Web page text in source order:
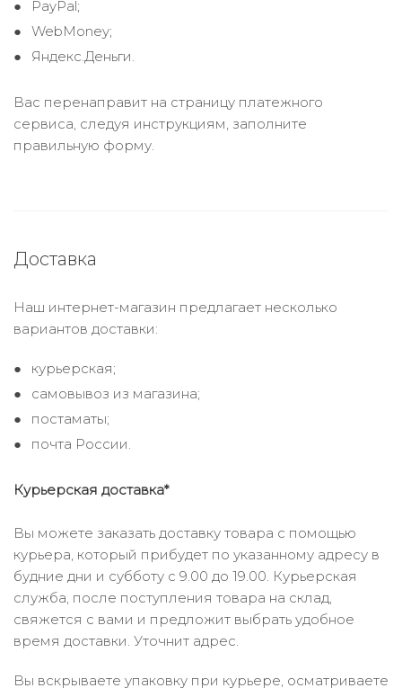
PayPal;
WebMoney;
Яндекс.Деньги.
Вас перенаправит на страницу платежного
сервиса, следуя инструкциям, заполните
правильную форму.
Доставка
Наш интернет-магазин предлагает несколько
вариантов доставки:
курьерская;
самовывоз из магазина;
постаматы;
почта России.
Курьерская доставка*
Вы можете заказать доставку товара с помощью
курьера, который прибудет по указанному адресу в
будние дни и субботу с 9.00 до 19.00. Курьерская
служба, после поступления товара на склад,
свяжется с вами и предложит выбрать удобное
время доставки. Уточнит адрес.
Вы вскрываете упаковку при курьере, осматриваете